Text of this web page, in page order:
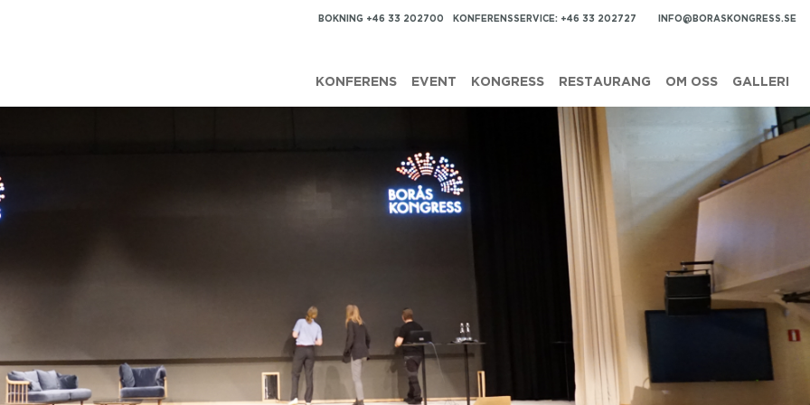
KONFERENS EVENT KONGRESS RESTAURANG OM OSS GALLERI
BOKNING +46 33 202700 KONFERENSSERVICE: +46 33 202727 INFO@BORASKONGRESS.SE